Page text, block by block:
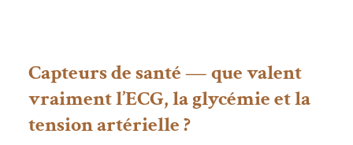
personnalisation
DIY. 💕Surveillance
Complète de la
Santé: Montre de
Capteurs de santé — que valent
vraiment l’ECG, la glycémie et la
tension artérielle ?